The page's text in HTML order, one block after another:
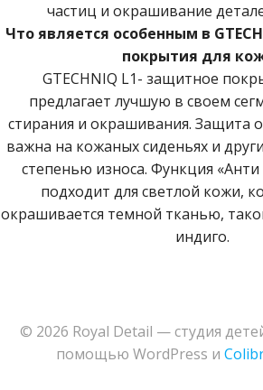
частиц и окрашивание
Что является особенным в
покрытия для
GTECHNIQ L1- защитное
предлагает лучшую в своем
стирания и окрашивания. Защита
важна на кожаных сиденьях и
степенью износа. Функция
подходит для светлой кожи,
окрашивается темной тканью,
индиго.
© 2026 Royal Detail — студия
помощью WordPress и